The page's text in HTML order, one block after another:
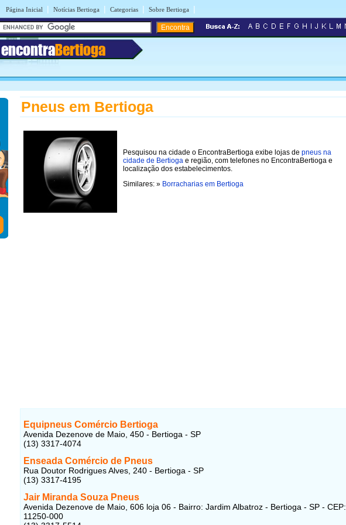
Página Inicial | Notícias Bertioga | Categorias | Sobre Bertioga |
encontraBertioga
Pneus em Bertioga
Pesquisou na cidade o EncontraBertioga exibe lojas de pneus na
cidade de Bertioga e região, com telefones no EncontraBertioga e
localização dos estabelecimentos.
Similares: » Borracharias em Bertioga
Equipneus Comércio Bertioga
Avenida Dezenove de Maio, 450 - Bertioga - SP
(13) 3317-4074
Enseada Comércio de Pneus
Rua Doutor Rodrigues Alves, 240 - Bertioga - SP
(13) 3317-4195
Jair Miranda Souza Pneus
Avenida Dezenove de Maio, 606 loja 06 - Bairro: Jardim Albatroz - Bertioga - SP - CEP:
11250-000